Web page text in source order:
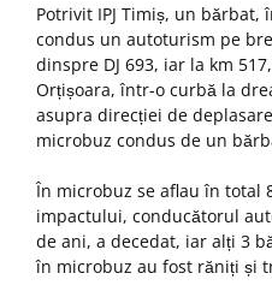
Potrivit IPJ Timiș, un bărbat,
condus un autoturism pe
dinspre DJ 693, iar la km
Orțișoara, într-o curbă la
asupra direcției de
microbuz condus de un
În microbuz se aflau în total
impactului, conducătorul
de ani, a decedat, iar alți 3
în microbuz au fost răniți și